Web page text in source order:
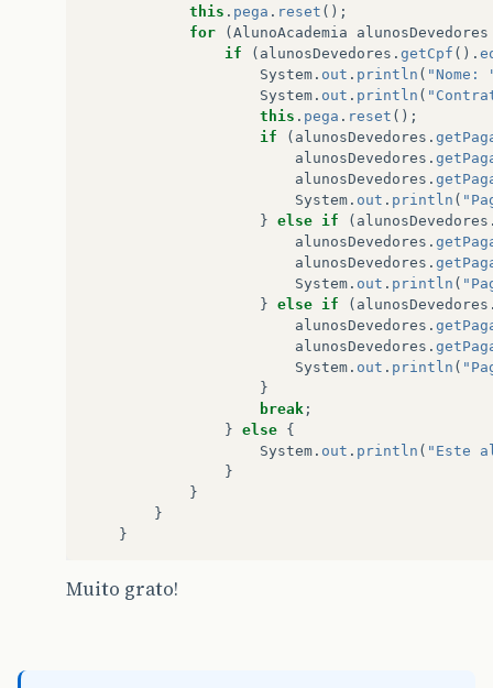
this . pega . reset ();
for
( AlunoAcademia
alunosDevedores
if
( alunosDevedores . getCpf ().
System . out . println ( "Nome:
System . out . println (
this . pega . reset ();
if
( alunosDevedores .
alunosDevedores .
alunosDevedores .
System . out . println (
} else if ( alunosDevedores
alunosDevedores .
alunosDevedores .
System . out . println (
} else if ( alunosDevedores
alunosDevedores .
alunosDevedores .
System . out . println (
}
break ;
} else {
System . out . println ( "Este
}
}
}
}
Muito grato!